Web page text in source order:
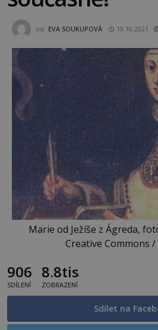
od EVA SOUKUPOVÁ 19.10.2021
Marie od Ježíše z Ágreda,
Creative Commons
906
SDÍLENÍ
8.8tis
ZOBRAZENÍ
Sdílet na